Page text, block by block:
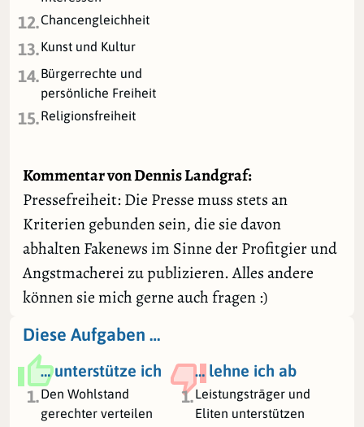
12.Chancengleichheit
13.Kunst und Kultur
14.Bürgerrechte und
persönliche Freiheit
15.Religionsfreiheit
Kommentar von Dennis Landgraf:
Pressefreiheit: Die Presse muss stets an
Kriterien gebunden sein, die sie davon
abhalten Fakenews im Sinne der Profitgier und
Angstmacherei zu publizieren. Alles andere
können sie mich gerne auch fragen :)
Diese Aufgaben …
… unterstütze ich
… lehne ich ab
1.Den Wohlstand
gerechter verteilen
1.Leistungsträger und
Eliten unterstützen